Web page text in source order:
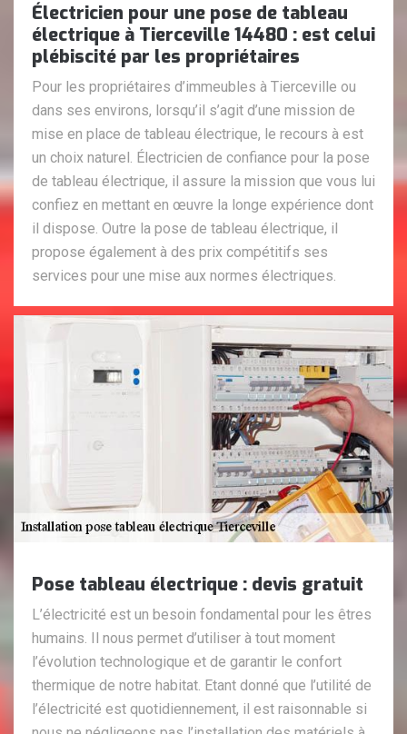
Électricien pour une pose de tableau
électrique à Tierceville 14480 : est celui
plébiscité par les propriétaires
Pour les propriétaires d’immeubles à Tierceville ou
dans ses environs, lorsqu’il s’agit d’une mission de
mise en place de tableau électrique, le recours à est
un choix naturel. Électricien de confiance pour la pose
de tableau électrique, il assure la mission que vous lui
confiez en mettant en œuvre la longe expérience dont
il dispose. Outre la pose de tableau électrique, il
propose également à des prix compétitifs ses
services pour une mise aux normes électriques.
Pose tableau électrique : devis gratuit
L’électricité est un besoin fondamental pour les êtres
humains. Il nous permet d’utiliser à tout moment
l’évolution technologique et de garantir le confort
thermique de notre habitat. Etant donné que l’utilité de
l’électricité est quotidiennement, il est raisonnable si